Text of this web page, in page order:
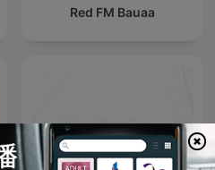
Red FM Bauaa